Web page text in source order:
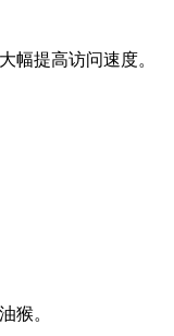
提高访问速度。
猴。